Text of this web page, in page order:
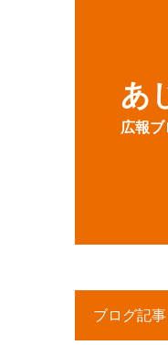
あ
広報ブ
ブログ記事